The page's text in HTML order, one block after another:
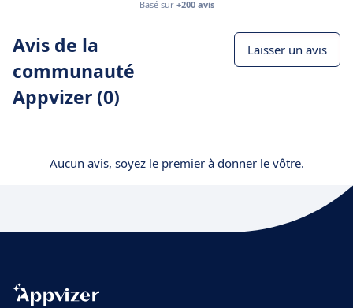
Basé sur +200 avis
Avis de la
communauté
Appvizer (0)
Laisser un avis
Aucun avis, soyez le premier à donner le vôtre.